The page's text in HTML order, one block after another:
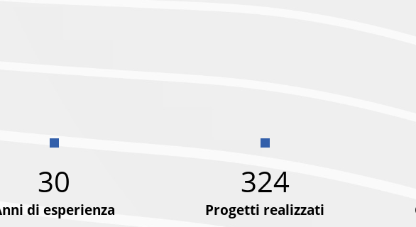
30
di esperienza
324
Progetti realizzati